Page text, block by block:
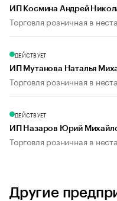
ИП Космина Андрей
Торговля розничная в
ДЕЙСТВУЕТ
ИП Мутанова Наталья
Торговля розничная в
ДЕЙСТВУЕТ
ИП Назаров Юрий
Торговля розничная в
Другие